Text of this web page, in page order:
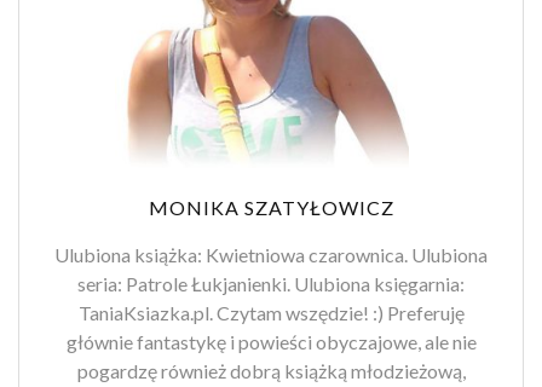
MONIKA SZATYŁOWICZ
Ulubiona książka: Kwietniowa czarownica. Ulubiona
seria: Patrole Łukjanienki. Ulubiona księgarnia:
TaniaKsiazka.pl. Czytam wszędzie! :) Preferuję
głównie fantastykę i powieści obyczajowe, ale nie
pogardzę również dobrą książką młodzieżową,